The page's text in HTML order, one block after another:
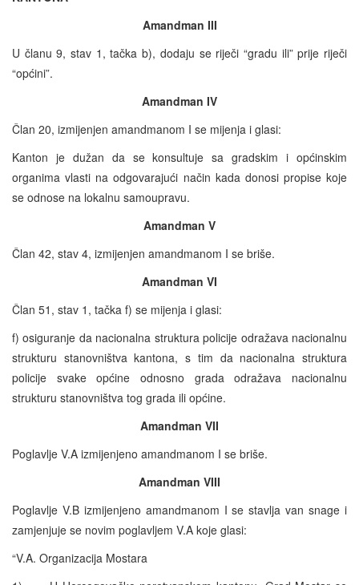
Amandman III
U članu 9, stav 1, tačka b), dodaju se riječi “gradu ili” prije riječi
“općini”.
Amandman IV
Član 20, izmijenjen amandmanom I se mijenja i glasi:
Kanton je dužan da se konsultuje sa gradskim i općinskim
organima vlasti na odgovarajući način kada donosi propise koje
se odnose na lokalnu samoupravu.
Amandman V
Član 42, stav 4, izmijenjen amandmanom I se briše.
Amandman VI
Član 51, stav 1, tačka f) se mijenja i glasi:
f) osiguranje da nacionalna struktura policije odražava nacionalnu
strukturu stanovništva kantona, s tim da nacionalna struktura
policije svake općine odnosno grada odražava nacionalnu
strukturu stanovništva tog grada ili općine.
Amandman VII
Poglavlje V.A izmijenjeno amandmanom I se briše.
Amandman VIII
Poglavlje V.B izmijenjeno amandmanom I se stavlja van snage i
zamjenjuje se novim poglavljem V.A koje glasi:
“V.A. Organizacija Mostara